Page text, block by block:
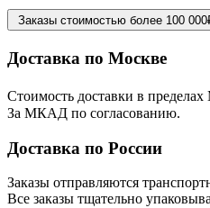
Заказы стоимостью более 100
Доставка по Москве
Стоимость доставки в
За МКАД по согласованию.
Доставка по России
Заказы отправляются
Все заказы тщательно